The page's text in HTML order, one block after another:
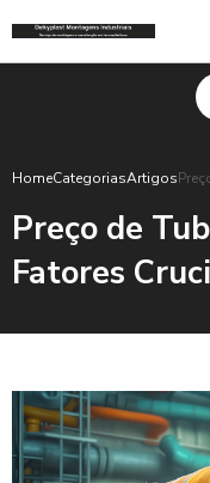
HomeCategoriasArtigos
Preço de
Fatores